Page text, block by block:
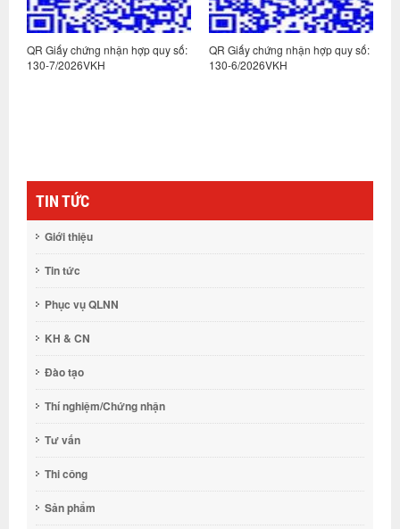
QR Giấy chứng nhận hợp quy số:
130-7/2026VKH
QR Giấy chứng nhận hợp quy số:
130-6/2026VKH
TIN TỨC
Giới thiệu
Tin tức
Phục vụ QLNN
KH & CN
Đào tạo
Thí nghiệm/Chứng nhận
Tư vấn
Thi công
Sản phẩm